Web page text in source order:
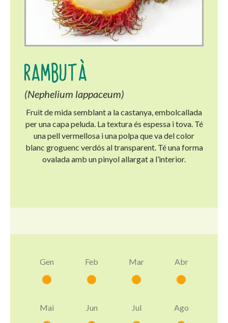
RAMBUTÀ
(Nephelium lappaceum)
Fruit de mida semblant a la castanya, embolcallada
per una capa peluda. La textura és espessa i tova. Té
una pell vermellosa i una polpa que va del color
blanc groguenc verdós al transparent. Té una forma
ovalada amb un pinyol allargat a l’interior.
Gen Feb Mar Abr
Mai Jun Jul Ago